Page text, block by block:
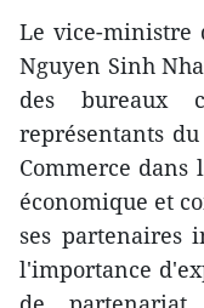
Le vice-ministre
Nguyen Sinh
des bureaux
représentants
Commerce
économique et
ses partenaires
l'importance